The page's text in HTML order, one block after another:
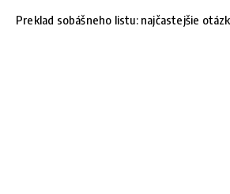
Preklad sobášneho listu: najčastejšie